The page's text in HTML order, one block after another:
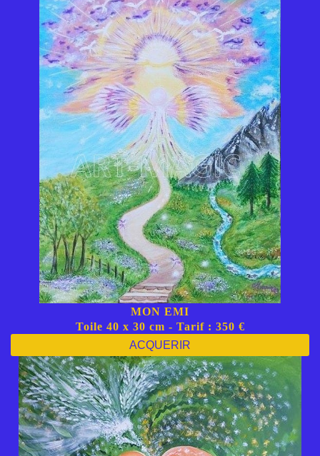
MON EMI
Toile 40 x 30 cm - Tarif : 350 €
ACQUERIR